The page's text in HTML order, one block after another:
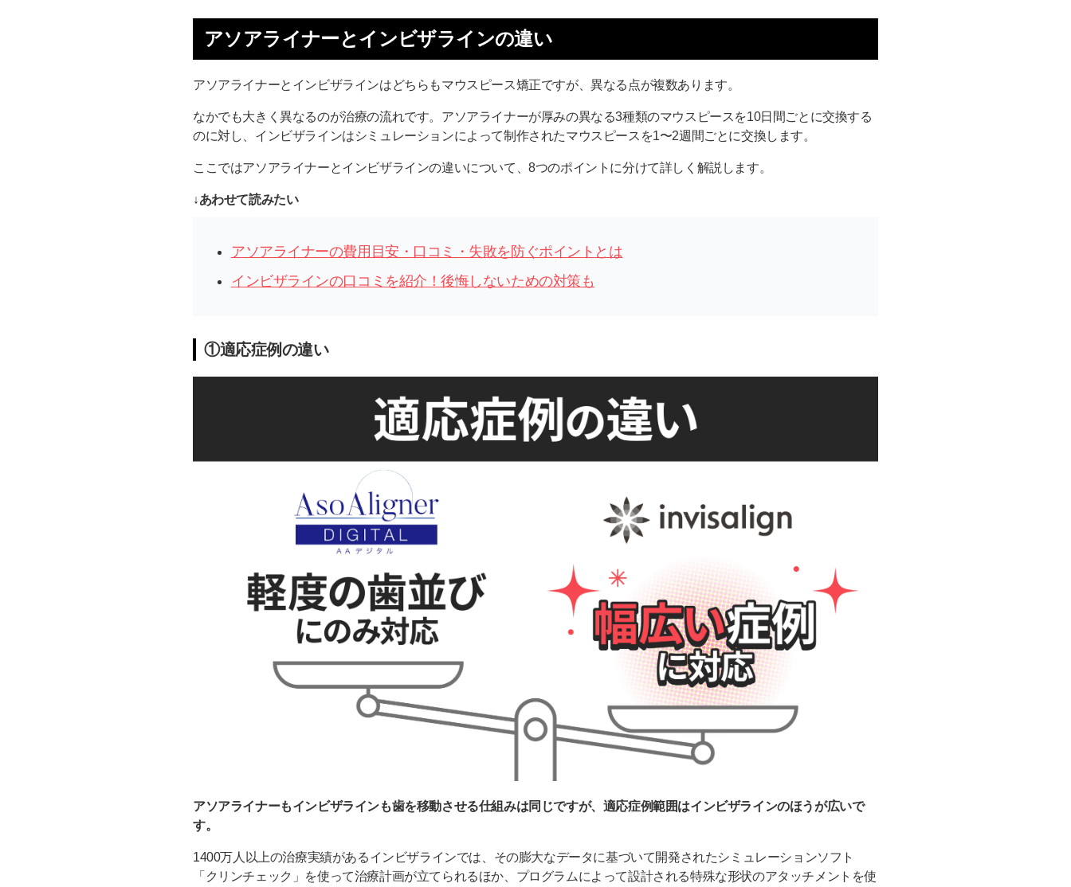
アソアライナーとインビザラインの違い
アソアライナーとインビザラインはどちらもマウスピース矯正ですが、異なる点が複数あります。
なかでも大きく異なるのが治療の流れです。アソアライナーが厚みの異なる3種類のマウスピースを10日間ごとに交換する
のに対し、インビザラインはシミュレーションによって制作されたマウスピースを1〜2週間ごとに交換します。
ここではアソアライナーとインビザラインの違いについて、8つのポイントに分けて詳しく解説します。
↓あわせて読みたい
アソアライナーの費用目安・口コミ・失敗を防ぐポイントとは
インビザラインの口コミを紹介！後悔しないための対策も
①適応症例の違い
アソアライナーもインビザラインも歯を移動させる仕組みは同じですが、適応症例範囲はインビザラインのほうが広いで
す。
1400万人以上の治療実績があるインビザラインでは、その膨大なデータに基づいて開発されたシミュレーションソフト
「クリンチェック」を使って治療計画が立てられるほか、プログラムによって設計される特殊な形状のアタッチメントを使